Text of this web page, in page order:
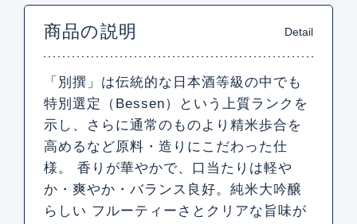
商品の説明 Detail
「別撰」は伝統的な日本酒等級の中でも
特別選定（Bessen）という上質ランクを
示し、さらに通常のものより精米歩合を
高めるなど原料・造りにこだわった仕
様。 香りが華やかで、口当たりは軽や
か・爽やか・バランス良好。純米大吟醸
らしい フルーティーさとクリアな旨味が